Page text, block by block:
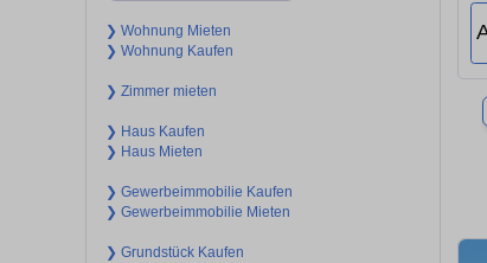
❯ Wohnung Mieten
❯ Wohnung Kaufen
❯ Zimmer mieten
❯ Haus Kaufen
❯ Haus Mieten
❯ Gewerbeimmobilie Kaufen
❯ Gewerbeimmobilie Mieten
❯ Grundstück Kaufen